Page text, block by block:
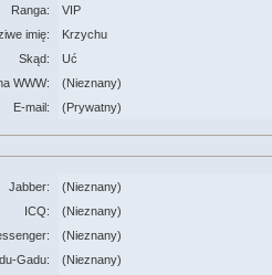
Ranga:
VIP
imię:
Krzychu
Skąd:
Uć
WWW:
(Nieznany)
E-mail:
(Prywatny)
Jabber:
(Nieznany)
ICQ:
(Nieznany)
(Nieznany)
Gadu:
(Nieznany)